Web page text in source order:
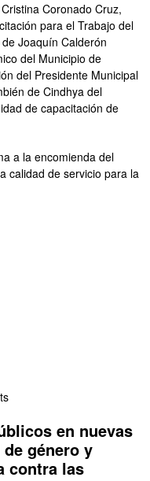
Coronado Cruz,
para el Trabajo del
Joaquín Calderón
del Municipio de
del Presidente Municipal
de Cindhya del
de capacitación de
a la encomienda del
calidad de servicio para la
en nuevas
género y
contra las